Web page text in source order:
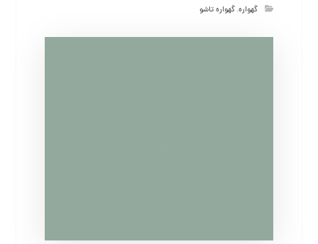
گهواره,گهواره تاشو